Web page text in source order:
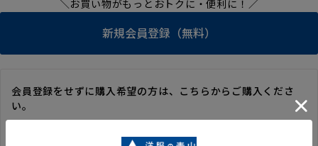
＼お買い物がもっとおトクに・便利に！／
新規会員登録（無料）
会員登録をせずに購入希望の方は、こちらからご購入くださ
い。
毎回のご注文時に入力いただく必要があります。